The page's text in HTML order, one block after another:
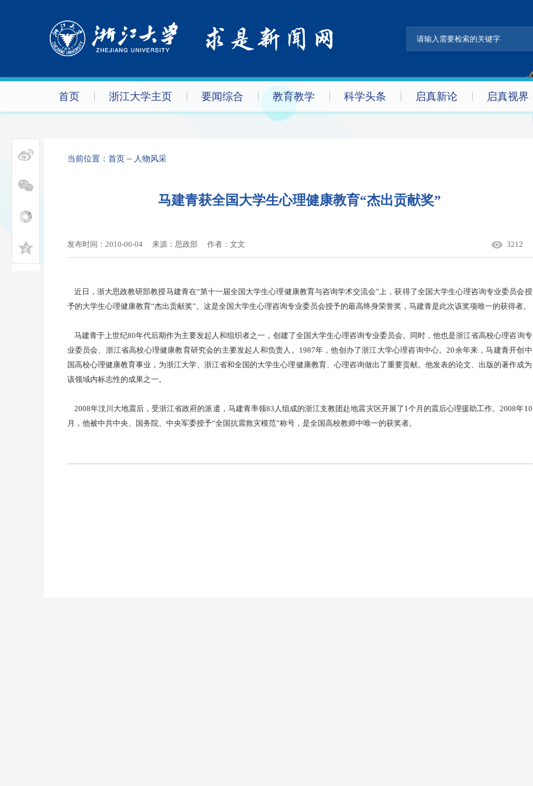
首页 浙江大学主页 要闻综合 教育教学 科学头条 启真新论 启真视界
当前位置： 首页 人物风采
马建青获全国大学生心理健康教育“杰出贡献奖”
发布时间：2010-06-04 来源：思政部 作者： 文文 3212
近日，浙大思政教研部教授马建青在“第十一届全国大学生心理健康教育与咨询学术交流会”上，获得了全国大学生心理咨询专业委员会授
予的大学生心理健康教育“杰出贡献奖”。这是全国大学生心理咨询专业委员会授予的最高终身荣誉奖，马建青是此次该奖项唯一的获得者。
马建青于上世纪80年代后期作为主要发起人和组织者之一，创建了全国大学生心理咨询专业委员会。同时，他也是浙江省高校心理咨询专
业委员会、浙江省高校心理健康教育研究会的主要发起人和负责人。 1987年，他创办了浙江大学心理咨询中心。20余年来，马建青开创中
国高校心理健康教育事业，为浙江大学、浙江省和全国的大学生心理健康教育、心理咨询做出了重要贡献。他发表的论文、出版的著作成为
该领域内标志性的成果之一。
2008年汶川大地震后，受浙江省政府的派遣，马建青率领83 人组成的浙江支教团赴地震灾区开展了 1个月的震后心理援助工作。2008年10
月，他被中共中央、国务院、中央军委授予“全国抗震救灾模范”称号，是全国高校教师中唯一的获奖者。